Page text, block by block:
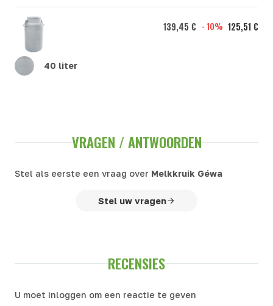
40 liter
139,45 € - 10% 125,51 €
VRAGEN / ANTWOORDEN
Stel als eerste een vraag over Melkkruik Géwa
Stel uw vragen
RECENSIES
U moet inloggen om een reactie te geven